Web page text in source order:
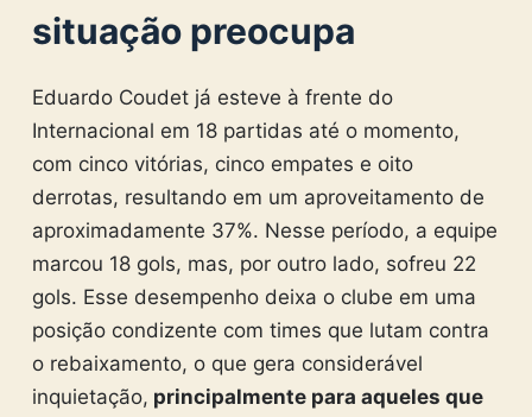
situação preocupa
Eduardo Coudet já esteve à frente do
Internacional em 18 partidas até o momento,
com cinco vitórias, cinco empates e oito
derrotas, resultando em um aproveitamento de
aproximadamente 37%. Nesse período, a equipe
marcou 18 gols, mas, por outro lado, sofreu 22
gols. Esse desempenho deixa o clube em uma
posição condizente com times que lutam contra
o rebaixamento, o que gera considerável
inquietação, principalmente para aqueles que